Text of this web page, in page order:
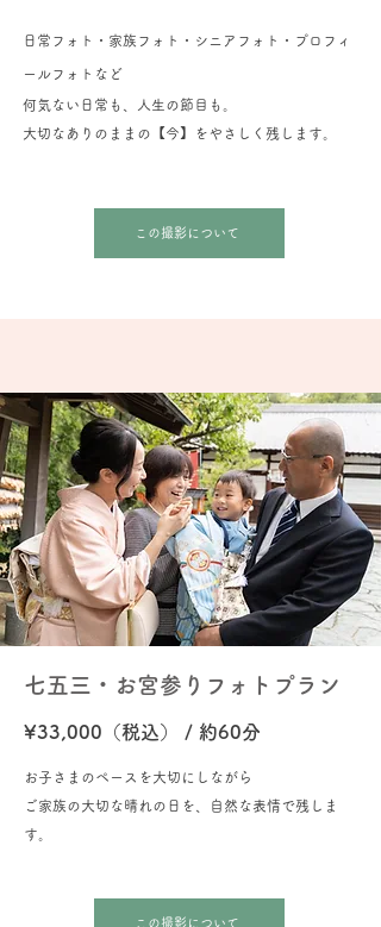
​日常フォト・家族フォト・シニアフォト・プロフィ
ールフォトなど
何気ない日常も、人生の節目も。
大切なありのままの【今】をやさしく残します。
この撮影について
七五三・お宮参り​​​​​​​​​​​​​​​​​​​​フォトプラン
¥33,000（税込） / 約60分
​​​​​​​​お子さまのペースを大切にしながら
ご家族の​​大切な晴れの日を、自然な表情で残しま
す。
この撮影について